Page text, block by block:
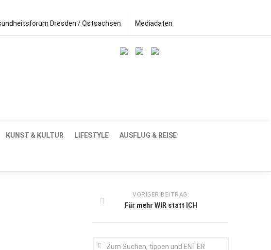
Dresden / Ostsachsen Mediadaten
KUNST & KULTUR LIFESTYLE AUSFLUG & REISE
VORIGER BEITRAG:
Für mehr WIR statt ICH